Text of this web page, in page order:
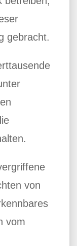
gebracht.
von
vom